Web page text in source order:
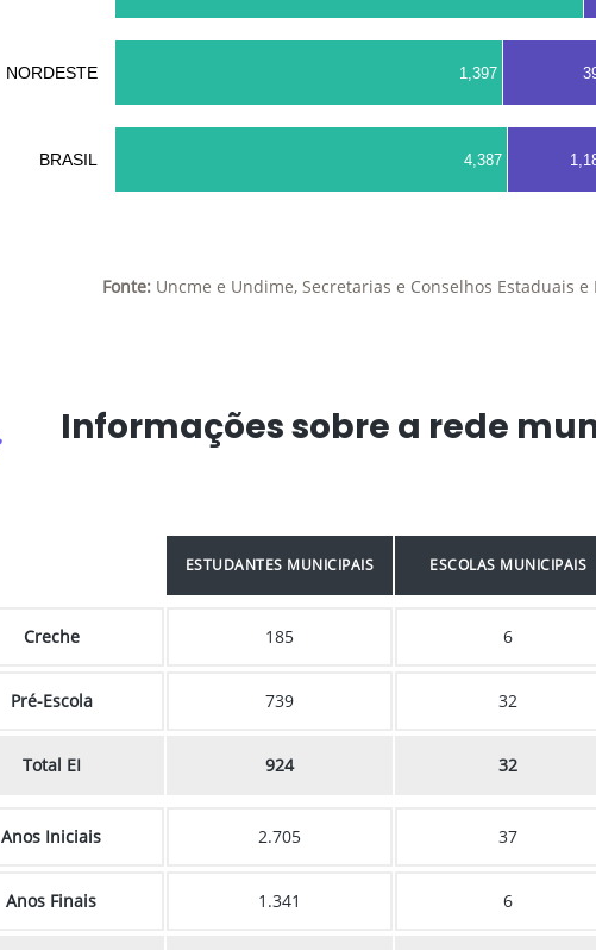
NORDESTE
BRASIL
1,397
4,387
Fonte:Uncme e Undime, Secretarias e Conselhos Estaduais
Informações sobre a rede
ESTUDANTES MUNICIPAIS ESCOLAS MUNICIPAIS
Creche 185 6
Pré-Escola 739 32
Total EI 924 32
Anos Iniciais 2.705 37
Anos Finais 1.341 6